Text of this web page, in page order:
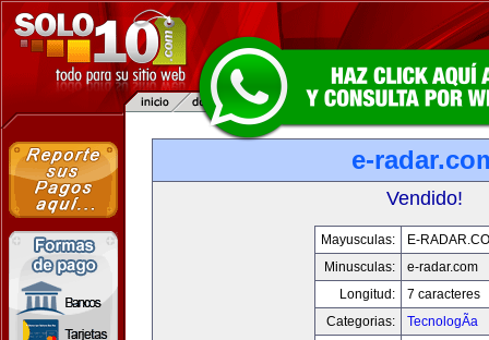
e-
Vendido!
Mayusculas:
E-
Minusculas:
e-radar.com
Longitud:
7 caracteres
Categorias:
TecnologÃ­a